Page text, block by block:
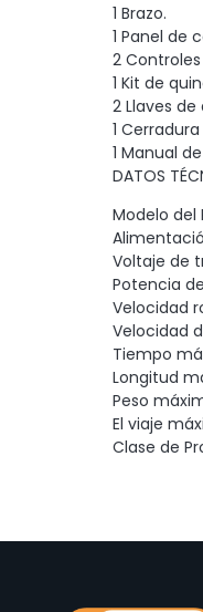
1 Brazo.
1 Panel de
2
1 Kit de
2 Llaves
1
1 Manual
DATOS
Modelo del
Voltaje de
Potencia
Velocidad
Velocidad
Tiempo
Longitud
Peso
El viaje
Clase de